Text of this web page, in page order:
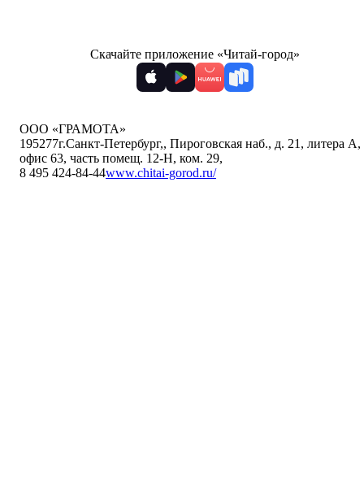
Скачайте приложение «Читай-город»
ООО «ГРАМОТА»
195277г.Санкт-Петербург,, Пироговская наб., д. 21, литера А,
офис 63, часть помещ. 12-Н, ком. 29,
8 495 424-84-44www.chitai-gorod.ru/